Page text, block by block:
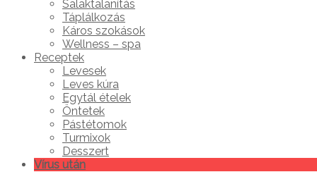
Salaktalanítás
Táplálkozás
Káros szokások
Wellness – spa
Receptek
Levesek
Leves kúra
Egytál ételek
Öntetek
Pástétomok
Turmixok
Desszert
Vírus után